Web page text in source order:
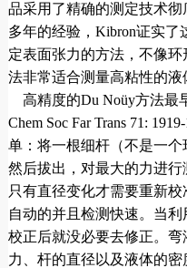
品采用了精确的测定技术
多年的经验，Kibron证实了
定表面张力的方法，不像
法非常适合测量高粘性的液
高精度的Du Noüy方法最
Chem Soc Far Trans 71:
单：将一根细杆（不是一个
然后拔出，对最大的力进行
只有直径变化才需要重新
自动的并且检测快速。当
校正后就没必要去修正。
力、杆的直径以及液体的密